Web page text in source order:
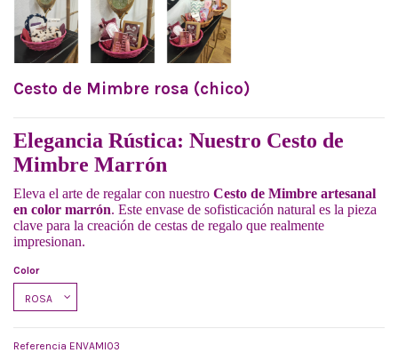
Cesto de Mimbre rosa (chico)
Elegancia Rústica: Nuestro Cesto de
Mimbre Marrón
Eleva el arte de regalar con nuestro Cesto de Mimbre artesanal
en color marrón. Este envase de sofisticación natural es la pieza
clave para la creación de cestas de regalo que realmente
impresionan.
Color
Referencia ENVAMI03